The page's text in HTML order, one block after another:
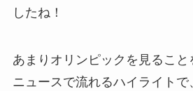
したね！
あまりオリンピックを見ること
ニュースで流れるハイライトで